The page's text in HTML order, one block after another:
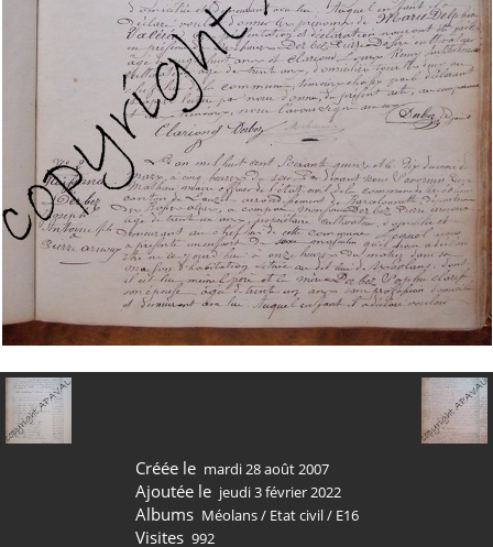
Créée le mardi 28 août 2007
Ajoutée le jeudi 3 février 2022
Albums Méolans/ Etat civil/ E16
Visites 992